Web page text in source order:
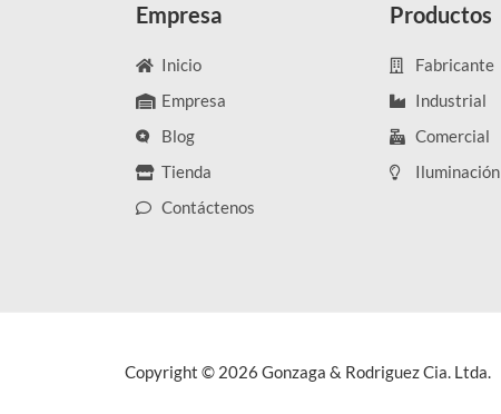
Empresa
Inicio
Empresa
Blog
Tienda
Contáctenos
Productos
Fabricante
Industrial
Comercial
Iluminación
Copyright © 2026 Gonzaga & Rodriguez Cia. Ltda.